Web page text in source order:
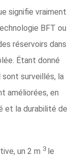
signifie vraiment
BFT ou
réservoirs dans
Étant donné
surveillés, la
améliorées, en
et la durabilité de
un 2 m 3 le